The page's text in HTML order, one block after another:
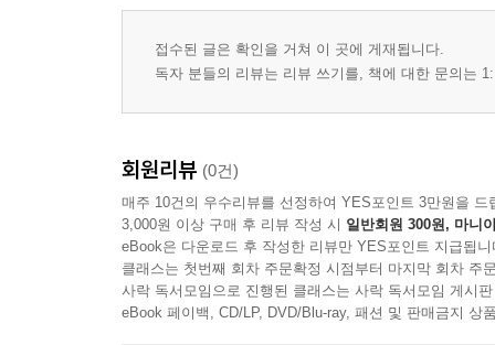
3장-2.Agriculture - 152P
*바이오 산업에 대한 소개를 마치며 - 154P
접수된 글은 확인을 거쳐 이 곳에 게재됩니다.
독자 분들의 리뷰는 리뷰 쓰기를, 책에 대한 문의는
회원리뷰 (0건)
매주 10건의 우수리뷰를 선정하여 YES포인트 3만원을 드
3,000원 이상 구매 후 리뷰 작성 시 일반회원 300원, 마니
eBook은 다운로드 후 작성한 리뷰만 YES포인트 지급됩니
클래스는 첫번째 회차 주문확정 시점부터 마지막 회차 주
사락 독서모임으로 진행된 클래스는 사락 독서모임 게시
eBook 페이백, CD/LP, DVD/Blu-ray, 패션 및 판매금지 상